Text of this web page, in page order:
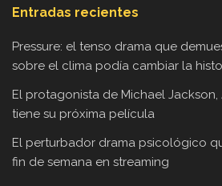
Entradas recientes
Pressure: el tenso drama que
sobre el clima podía cambiar la
El protagonista de Michael Jackson,
tiene su próxima película
El perturbador drama psicológico
fin de semana en streaming